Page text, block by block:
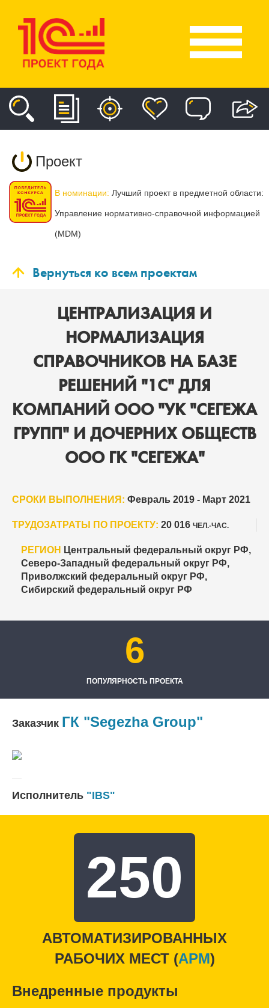
Проект
В номинации: Лучший проект в предметной области:
Управление нормативно-справочной информацией
(MDM)
Вернуться ко всем проектам
ЦЕНТРАЛИЗАЦИЯ И
НОРМАЛИЗАЦИЯ
СПРАВОЧНИКОВ НА БАЗЕ
РЕШЕНИЙ "1С" ДЛЯ
КОМПАНИЙ ООО "УК "СЕГЕЖА
ГРУПП" И ДОЧЕРНИХ ОБЩЕСТВ
ООО ГК "СЕГЕЖА"
СРОКИ ВЫПОЛНЕНИЯ: Февраль 2019 - Март 2021
ТРУДОЗАТРАТЫ ПО ПРОЕКТУ: 20 016 ЧЕЛ.-ЧАС.
РЕГИОН Центральный федеральный округ РФ,
Северо-Западный федеральный округ РФ,
Приволжский федеральный округ РФ,
Сибирский федеральный округ РФ
6
ПОПУЛЯРНОСТЬ ПРОЕКТА
Заказчик ГК "Segezha Group"
Исполнитель "IBS"
250
АВТОМАТИЗИРОВАННЫХ
РАБОЧИХ МЕСТ (APM)
Внедренные продукты